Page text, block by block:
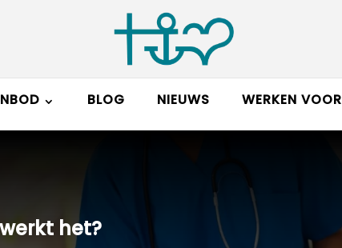
BLOG NIEUWS WERKEN VOOR
het?